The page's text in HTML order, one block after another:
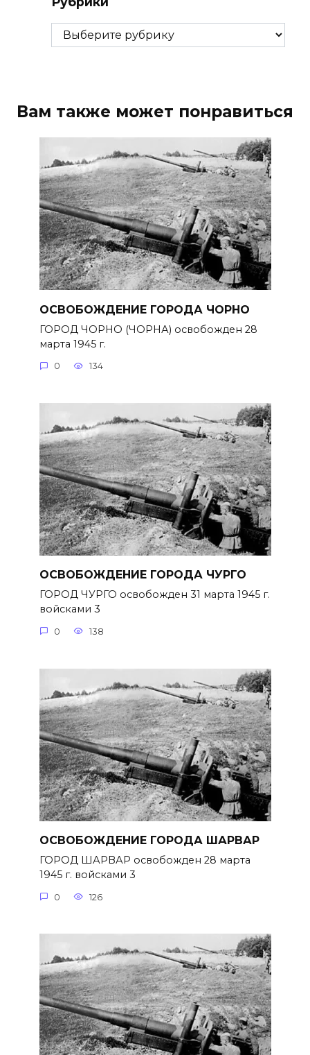
Рубрики
Вам также может понравиться
ОСВОБОЖДЕНИЕ ГОРОДА ЧОРНО
ГОРОД ЧОРНО (ЧОРНА) освобожден 28
марта 1945 г.
0 134
ОСВОБОЖДЕНИЕ ГОРОДА ЧУРГО
ГОРОД ЧУРГО освобожден 31 марта 1945 г.
войсками 3
0 138
ОСВОБОЖДЕНИЕ ГОРОДА ШАРВАР
ГОРОД ШАРВАР освобожден 28 марта
1945 г. войсками 3
0 126